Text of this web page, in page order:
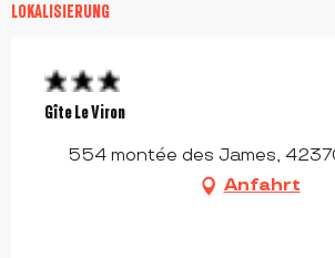
LOKALISIERUNG
Gîte Le Viron
554 montée des James,
Anfahrt